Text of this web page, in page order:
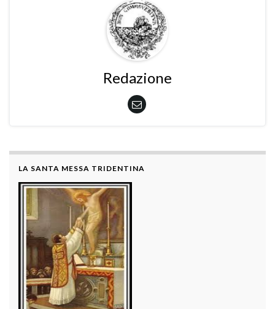
Redazione
LA SANTA MESSA TRIDENTINA